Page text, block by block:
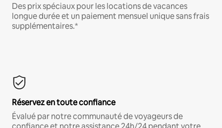
Des prix spéciaux pour les locations de vacances
longue durée et un paiement mensuel unique sans frais
supplémentaires.*
Réservez en toute confiance
Évalué par notre communauté de voyageurs de